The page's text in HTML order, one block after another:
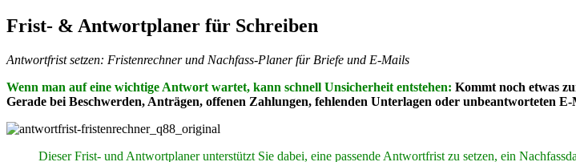
Frist- & Antwortplaner für Schreiben
Antwortfrist setzen: Fristenrechner und Nachfass-Planer für Briefe und E-Mails
Wenn man auf eine wichtige Antwort wartet, kann schnell Unsicherheit entstehen: Kommt noch etwas
Gerade bei Beschwerden, Anträgen, offenen Zahlungen, fehlenden Unterlagen oder unbeantworteten
Dieser Frist- und Antwortplaner unterstützt Sie dabei, eine passende Antwortfrist zu setzen, ein